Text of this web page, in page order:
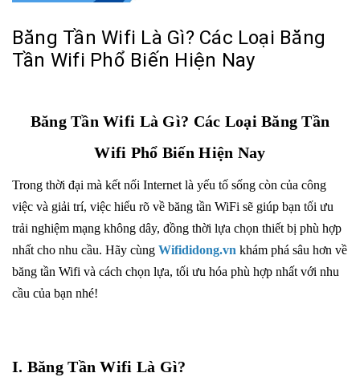
Băng Tần Wifi Là Gì? Các Loại Băng
Tần Wifi Phổ Biến Hiện Nay
Băng Tần Wifi Là Gì? Các Loại Băng Tần
Wifi Phổ Biến Hiện Nay
Trong thời đại mà kết nối Internet là yếu tố sống còn của công
việc và giải trí, việc hiểu rõ về băng tần WiFi sẽ giúp bạn tối ưu
trải nghiệm mạng không dây, đồng thời lựa chọn thiết bị phù hợp
nhất cho nhu cầu. Hãy cùng Wifididong.vn khám phá sâu hơn về
băng tần Wifi và cách chọn lựa, tối ưu hóa phù hợp nhất với nhu
cầu của bạn nhé!
I. Băng Tần Wifi Là Gì?